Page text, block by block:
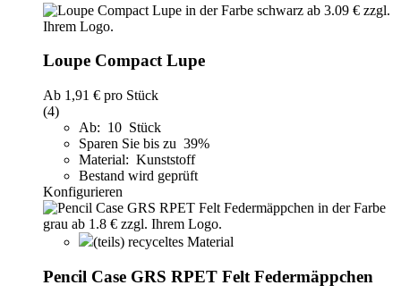
Loupe Compact Lupe
Ab 1,91 € pro Stück
(4)
Ab: 10 Stück
Sparen Sie bis zu 39%
Material: Kunststoff
Bestand wird geprüft
Konfigurieren
(teils) recyceltes Material
Pencil Case GRS RPET Felt Federmäppchen